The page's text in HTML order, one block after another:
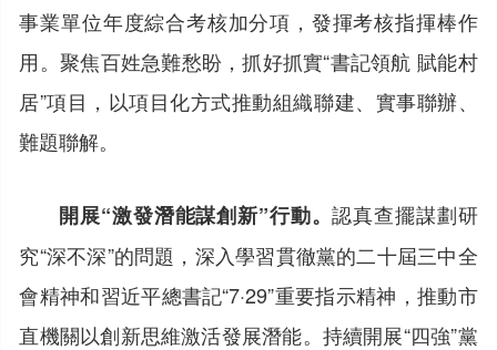
事業單位年度綜合考核加分項，發揮考核指揮棒作
用。聚焦百姓急難愁盼，抓好抓實“書記領航 賦能村
居”項目，以項目化方式推動組織聯建、實事聯辦、
難題聯解。
開展“激發潛能謀創新”行動。認真查擺謀劃研
究“深不深”的問題，深入學習貫徹黨的二十屆三中全
會精神和習近平總書記“7·29”重要指示精神，推動市
直機關以創新思維激活發展潛能。持續開展“四強”黨